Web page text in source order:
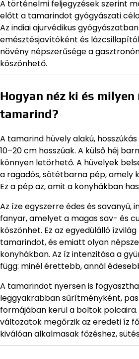
A történelmi feljegyzések szerint
előtt a tamarindot gyógyászati
Az indiai ajurvédikus
emésztésjavítóként és
növény népszerűsége a
köszönhető.
Hogyan néz ki és milyen
tamarind?
A tamarind hüvely alakú,
10–20 cm hosszúak. A külső héj
könnyen letörhető. A hüvelyek
a ragadós, sötétbarna pép, amely
Ez a pép az, amit a konyhákban
Az íze egyszerre édes és savanyú,
fanyar, amelyet a magas sav- és
köszönhet. Ez az egyedülálló
tamarindot, és emiatt olyan
konyhákban. Az íz intenzitása a
függ: minél érettebb, annál
A tamarindot nyersen is
leggyakrabban sűrítményként,
formájában kerül a boltok
változatok megőrzik az eredeti íz
kiválóan alkalmasak főzéshez,